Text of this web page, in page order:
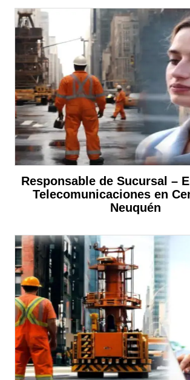
Responsable de Sucursal –
Telecomunicaciones en
Neuquén